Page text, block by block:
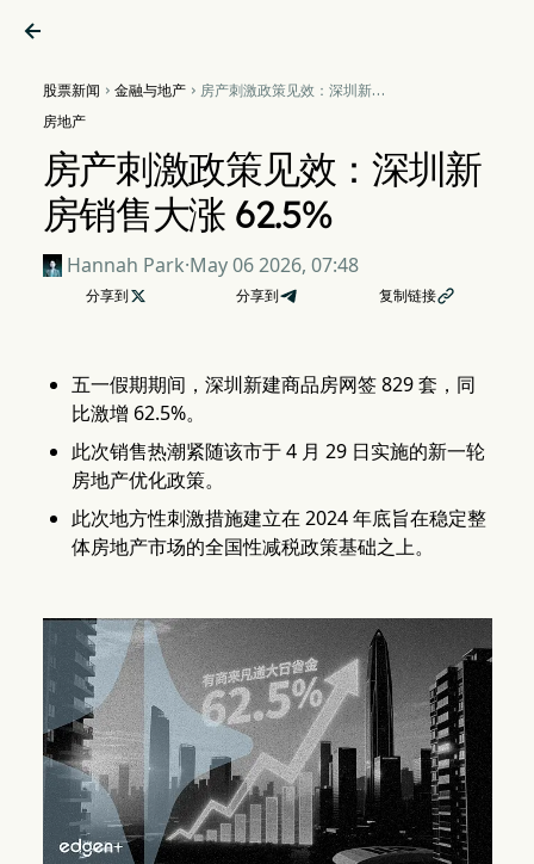

股票新闻  金融与地产 房产刺激政策见效：深圳新房
房地产
房产刺激政策见效：深圳新
房销售大涨 62.5%
Hannah Park·May 06 2026, 07:48
分享到  分享到 复制链接
五一假期期间，深圳新建商品房网签 829 套，同
比激增 62.5%。
此次销售热潮紧随该市于 4 月 29 日实施的新一轮
房地产优化政策。
此次地方性刺激措施建立在 2024 年底旨在稳定整
体房地产市场的全国性减税政策基础之上。